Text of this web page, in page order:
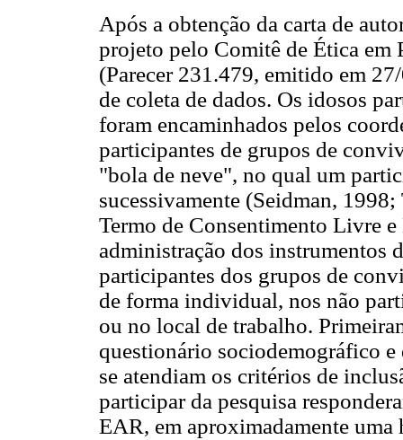
Após a obtenção da carta de
projeto pelo Comitê de Ética em
(Parecer 231.479, emitido em
de coleta de dados. Os idosos
foram encaminhados pelos
participantes de grupos de
"bola de neve", no qual um
sucessivamente (Seidman,
Termo de Consentimento Livre
administração dos instrumentos
participantes dos grupos de
de forma individual, nos não
ou no local de trabalho.
questionário sociodemográfico e
se atendiam os critérios de
participar da pesquisa
EAR, em aproximadamente uma